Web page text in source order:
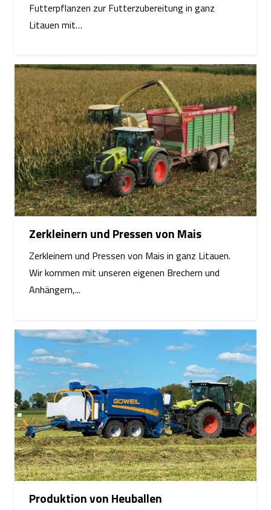
Futterpflanzen zur Futterzubereitung in ganz
Litauen mit…
Zerkleinern und Pressen von Mais
Zerkleinern und Pressen von Mais in ganz Litauen.
Wir kommen mit unseren eigenen Brechern und
Anhängern,...
Produktion von Heuballen